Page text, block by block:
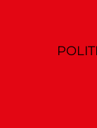
TELEFONO